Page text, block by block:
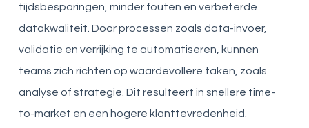
tijdsbesparingen, minder fouten en verbeterde
datakwaliteit. Door processen zoals data-invoer,
validatie en verrijking te automatiseren, kunnen
teams zich richten op waardevollere taken, zoals
analyse of strategie. Dit resulteert in snellere time-
to-market en een hogere klanttevredenheid.